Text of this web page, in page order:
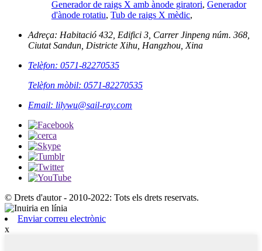
Generador de raigs X amb ànode giratori, Generador
d'ànode rotatiu, Tub de raigs X mèdic,
Adreça: Habitació 432, Edifici 3, Carrer Jinpeng núm. 368,
Ciutat Sandun, Districte Xihu, Hangzhou, Xina
Telèfon: 0571-82270535
Telèfon mòbil: 0571-82270535
Email: lilywu@sail-ray.com
© Drets d'autor - 2010-2022: Tots els drets reservats.
Enviar correu electrònic
x